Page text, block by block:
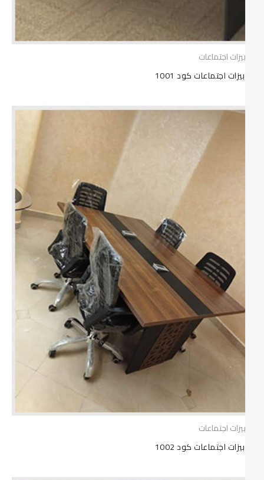
ترابيزات اجتماعات
ترابيزات اجتماعات كود 1001
ترابيزات اجتماعات
ترابيزات اجتماعات كود 1002